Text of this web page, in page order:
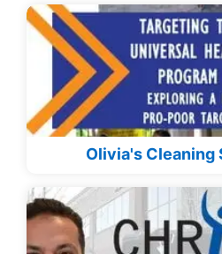
Olivia's Cleaning